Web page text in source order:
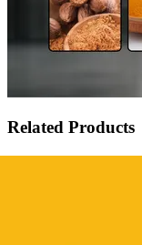
Related Products